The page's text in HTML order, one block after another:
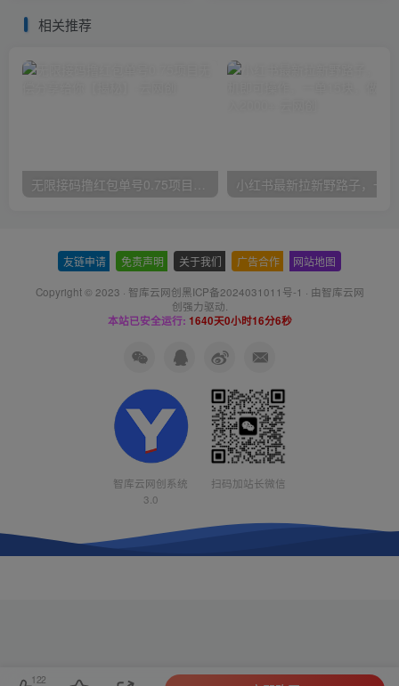
相关推荐
无限接码撸红包单号0.75项目无偿分享给你【揭秘】
友链申请 免责声明 关于我们 广告合作 网站地图
Copyright © 2023 · 智库云网创黑ICP备2024031011号-1 · 由智库云网
创强力驱动.
本站已安全运行: 1640天0小时16分7秒
智库云网创系统
3.0
扫码加站长微信
122